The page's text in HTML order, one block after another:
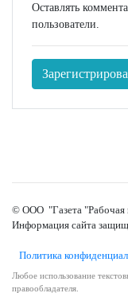
Оставлять
пользователи.
© ООО "Газета "Рабочая
Информация сайта
Политика
Любое использование
правообладателя.